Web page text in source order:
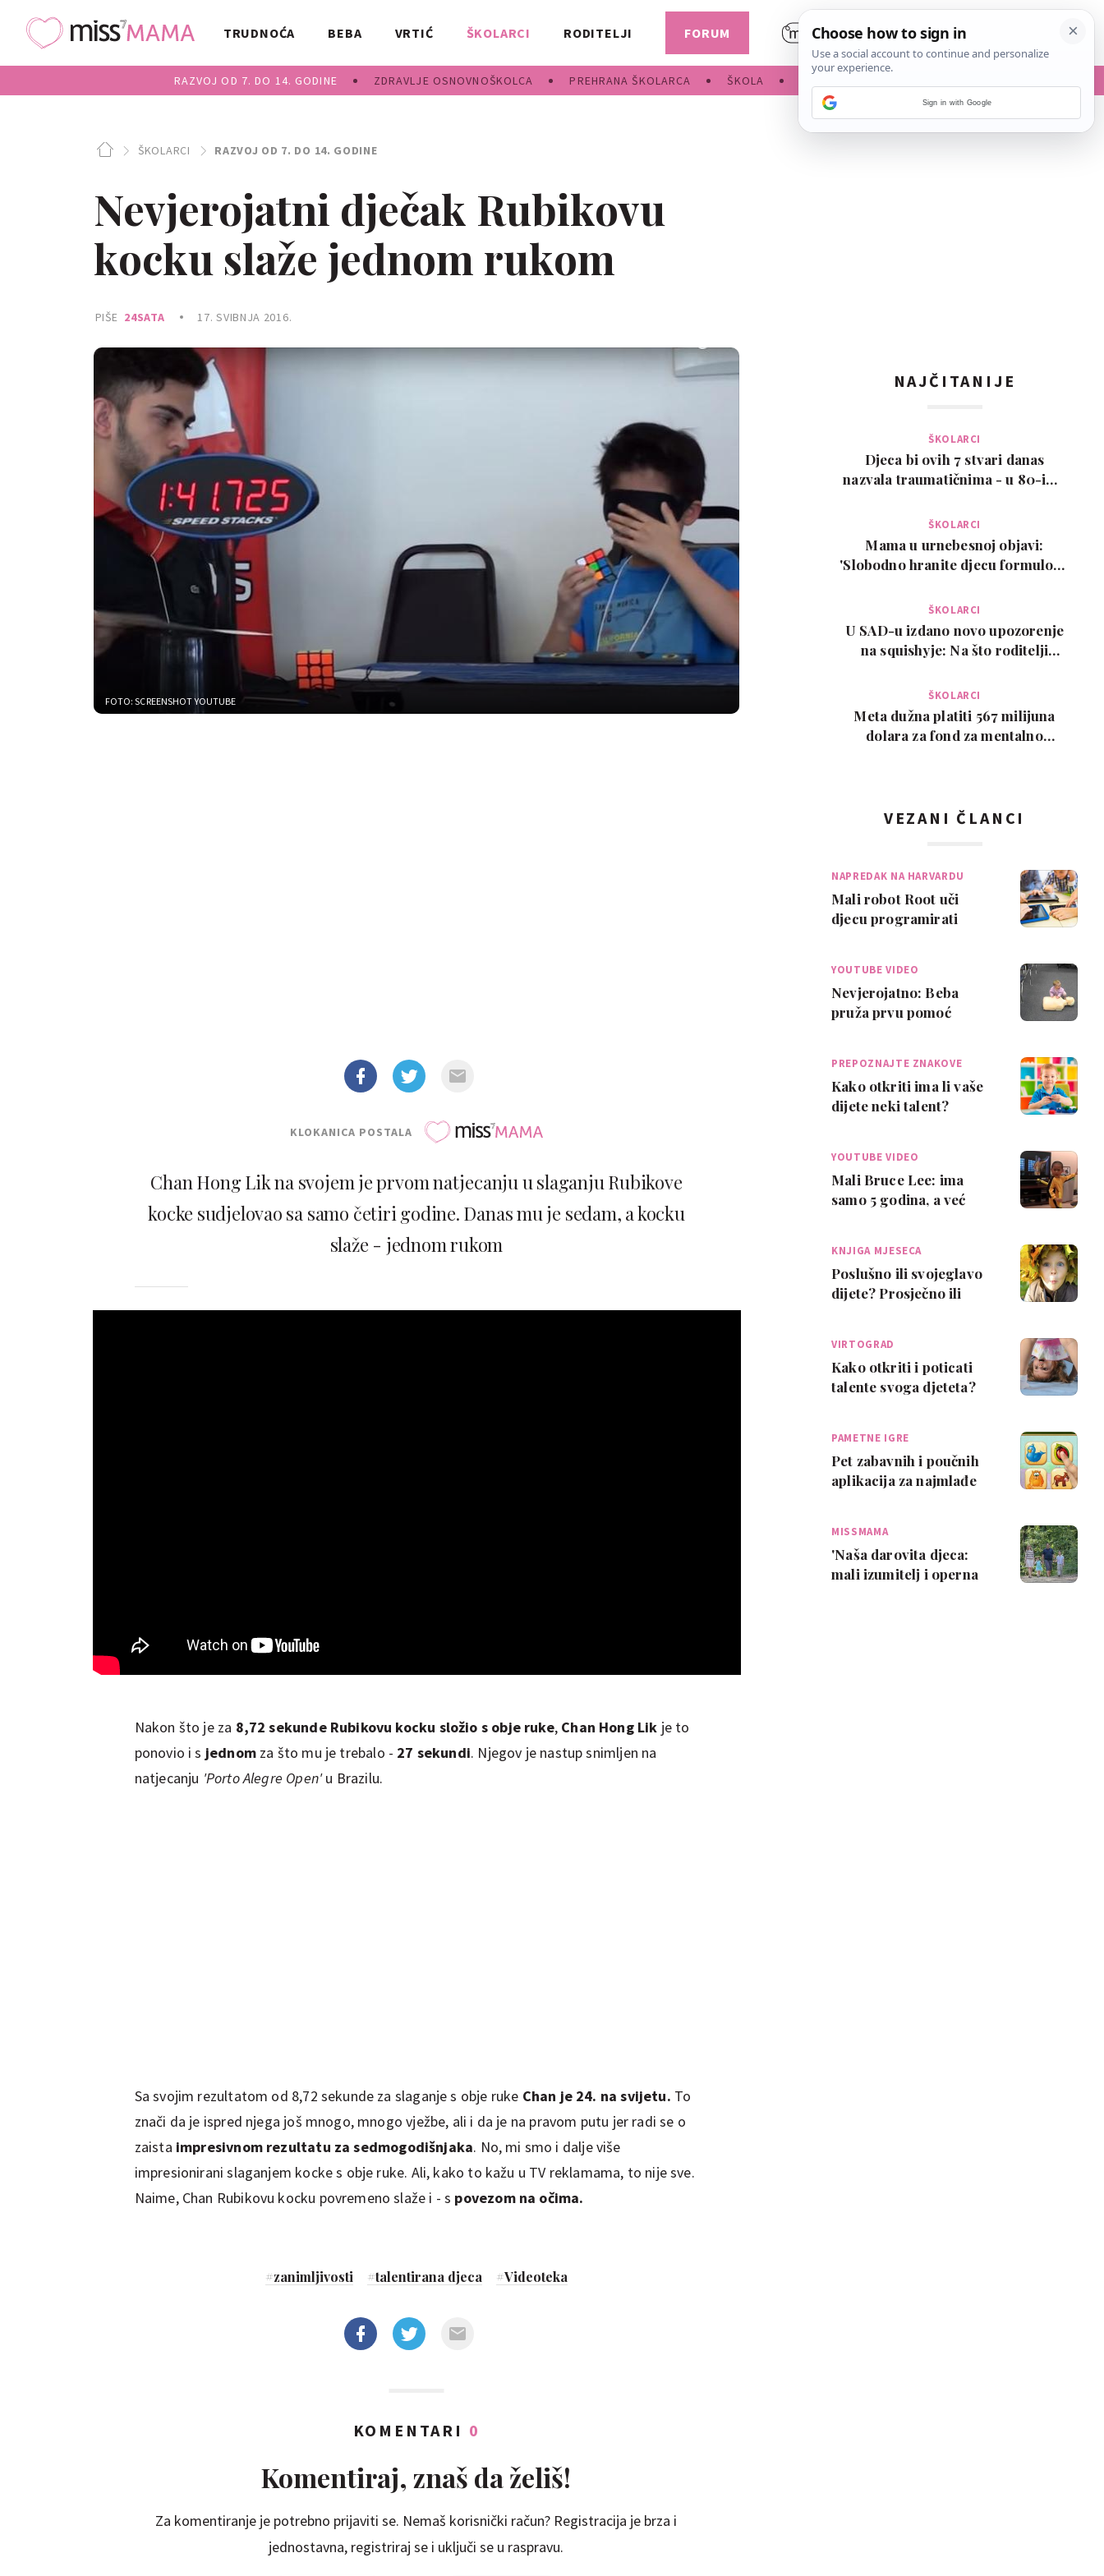
TRUDNOĆA BEBA VRTIĆ ŠKOLARCI
RAZVOJ OD 7. DO 14. GODINE ZDRAVLJE OSNOVNOŠKOLCA PREHRANA ŠKOLARCA ŠKOLA
RODITELJI FORUM
ŠKOLARCI RAZVOJ OD 7. DO 14. GODINE
Nevjerojatni dječak Rubikovu
kocku slaže jednom rukom
PIŠE 24SATA 17. SVIBNJA 2016.
FOTO: SCREENSHOT YOUTUBE
KLOKANICA POSTALA
Chan Hong Lik na svojem je prvom natjecanju u slaganju Rubikove
kocke sudjelovao sa samo četiri godine. Danas mu je sedam, a kocku
slaže - jednom rukom
Nakon što je za 8,72 sekunde Rubikovu kocku složio s obje ruke, Chan Hong Lik je to
ponovio i s jednom za što mu je trebalo - 27 sekundi. Njegov je nastup snimljen na
natjecanju 'Porto Alegre Open'u Brazilu.
Sa svojim rezultatom od 8,72 sekunde za slaganje s obje ruke Chan je 24. na svijetu. To
znači da je ispred njega još mnogo, mnogo vježbe, ali i da je na pravom putu jer radi se o
zaista impresivnom rezultatu za sedmogodišnjaka. No, mi smo i dalje više
impresionirani slaganjem kocke s obje ruke. Ali, kako to kažu u TV reklamama, to nije sve.
Naime, Chan Rubikovu kocku povremeno slaže i - s povezom na očima.
#zanimljivosti #talentirana djeca #Videoteka
KOMENTARI 0
Komentiraj, znaš da želiš!
Za komentiranje je potrebno prijaviti se. Nemaš korisnički račun? Registracija je brza i
jednostavna, registriraj se i uključi se u raspravu.
NAJČITANIJE
ŠKOLARCI
Djeca bi ovih 7 stvari danas
nazvala traumatičnima - u 80-ima
ŠKOLARCI
Mama u urnebesnoj objavi:
'Slobodno hranite djecu formulom.
ŠKOLARCI
U SAD-u izdano novo upozorenje
na squishyje: Na što roditelji
ŠKOLARCI
Meta dužna platiti 567 milijuna
dolara za fond za mentalno
VEZANI ČLANCI
NAPREDAK NA HARVARDU
Mali robot Root uči
djecu programirati
YOUTUBE VIDEO
Nevjerojatno: Beba
pruža prvu pomoć
PREPOZNAJTE ZNAKOVE
Kako otkriti ima li vaše
dijete neki talent?
YOUTUBE VIDEO
Mali Bruce Lee: ima
samo 5 godina, a već
KNJIGA MJESECA
Poslušno ili svojeglavo
dijete? Prosječno ili
VIRTOGRAD
Kako otkriti i poticati
talente svoga djeteta?
PAMETNE IGRE
Pet zabavnih i poučnih
aplikacija za najmlađe
MISSMAMA
'Naša darovita djeca:
mali izumitelj i operna
Sign in with Google